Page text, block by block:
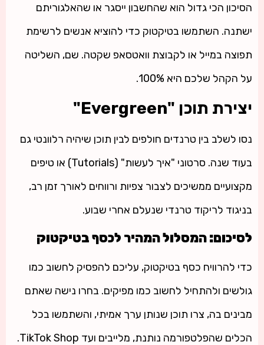
הסיכון הכי גדול הוא שהחשבון ייסגר או שהאלגוריתם
ישתנה. השתמשו בטיקטוק כדי להוציא אנשים לרשימת
תפוצה במייל או לקבוצת וואטסאפ שקטה. שם, השליטה
על הקהל שלכם היא 100%.
יצירת תוכן "Evergreen"
נסו לשלב בין טרנדים חולפים לבין תוכן שיהיה רלוונטי גם
בעוד שנה. סרטוני "איך לעשות" (Tutorials) או טיפים
מקצועיים ממשיכים לצבור צפיות ורווחים לאורך זמן רב,
בניגוד לריקוד טרנדי שנעלם אחרי שבוע.
לסיכום: המסלול המהיר לכסף בטיקטוק
כדי להרוויח כסף בטיקטוק, עליכם להפסיק לחשוב כמו
גולשים ולהתחיל לחשוב כמו מפיקים. בחרו נישה שאתם
מבינים בה, צרו תוכן שנותן ערך אמיתי, והשתמשו בכל
הכלים שהפלטפורמה נותנת, מלייבים ועד TikTok Shop.